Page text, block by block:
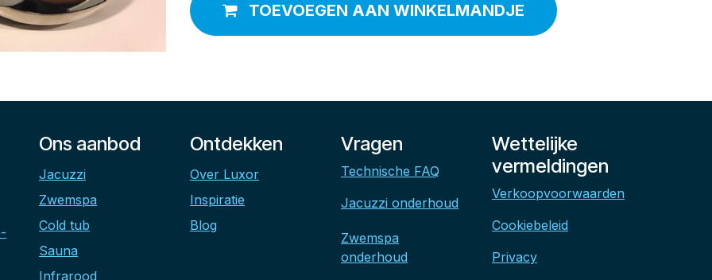
TOEVOEGEN AAN WINKELMANDJE
Ons aanbod
Jacuzzi
Zwemspa
Cold tub
Sauna
Infrarood
Ontdekken
Over Luxor
Inspiratie
Blog
Vragen
Technische FAQ
Jacuzzi onderhoud
Zwemspa
onderhoud
Wettelijke
vermeldingen
Verkoopvoorwaarden
Cookiebeleid
Privacy